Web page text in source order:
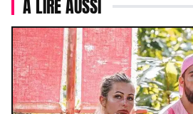
À LIRE AUSSI